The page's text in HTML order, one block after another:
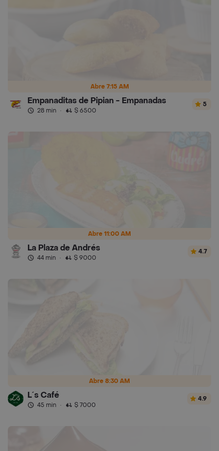
Abre 7:15 AM
Empanaditas de Pipian - Empanadas
28 min · $ 6500
5
Abre 11:00 AM
La Plaza de Andrés
44 min · $ 9000
4.7
Abre 8:30 AM
L´s Café
45 min · $ 7000
4.9